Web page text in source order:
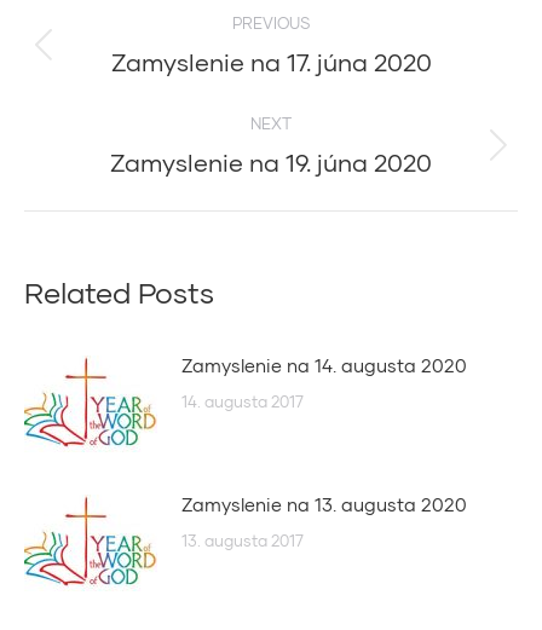
navigation
PREVIOUS
Previous
Zamyslenie na 17. júna 2020
NEXT
Next
Zamyslenie na 19. júna 2020
Related Posts
Zamyslenie na 14. augusta 2020
14. augusta 2017
Zamyslenie na 13. augusta 2020
13. augusta 2017